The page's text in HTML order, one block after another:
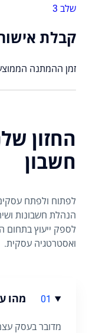
שלב 3
קבלת
זמן ההמתנה הממוצע 24
החזון
חשבון
לפתוח ולפתח
הנהלת חשבונות
לספק ייעוץ בתחום
ואסטרטגיה עסקית.
01 מהו
מדובר בעסק